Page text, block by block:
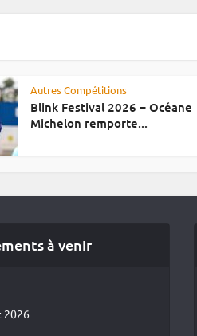
Autres Compétitions
Blink Festival 2026 – Océane
Michelon remporte...
à venir
2026